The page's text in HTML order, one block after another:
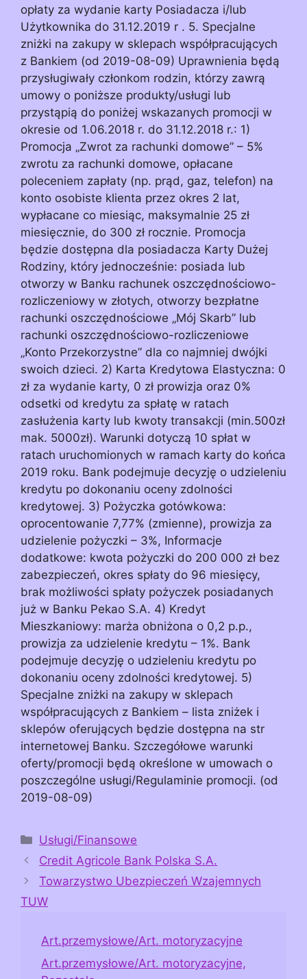
opłaty za wydanie karty Posiadacza i/lub
Użytkownika do 31.12.2019 r . 5. Specjalne
zniżki na zakupy w sklepach współpracujących
z Bankiem (od 2019-08-09) Uprawnienia będą
przysługiwały członkom rodzin, którzy zawrą
umowy o poniższe produkty/usługi lub
przystąpią do poniżej wskazanych promocji w
okresie od 1.06.2018 r. do 31.12.2018 r.: 1)
Promocja „Zwrot za rachunki domowe” – 5%
zwrotu za rachunki domowe, opłacane
poleceniem zapłaty (np. prąd, gaz, telefon) na
konto osobiste klienta przez okres 2 lat,
wypłacane co miesiąc, maksymalnie 25 zł
miesięcznie, do 300 zł rocznie. Promocja
będzie dostępna dla posiadacza Karty Dużej
Rodziny, który jednocześnie: posiada lub
otworzy w Banku rachunek oszczędnościowo-
rozliczeniowy w złotych, otworzy bezpłatne
rachunki oszczędnościowe „Mój Skarb” lub
rachunki oszczędnościowo-rozliczeniowe
„Konto Przekorzystne” dla co najmniej dwójki
swoich dzieci. 2) Karta Kredytowa Elastyczna: 0
zł za wydanie karty, 0 zł prowizja oraz 0%
odsetki od kredytu za spłatę w ratach
zasłużenia karty lub kwoty transakcji (min.500zł
mak. 5000zł). Warunki dotyczą 10 spłat w
ratach uruchomionych w ramach karty do końca
2019 roku. Bank podejmuje decyzję o udzieleniu
kredytu po dokonaniu oceny zdolności
kredytowej. 3) Pożyczka gotówkowa:
oprocentowanie 7,77% (zmienne), prowizja za
udzielenie pożyczki – 3%, Informacje
dodatkowe: kwota pożyczki do 200 000 zł bez
zabezpieczeń, okres spłaty do 96 miesięcy,
brak możliwości spłaty pożyczek posiadanych
już w Banku Pekao S.A. 4) Kredyt
Mieszkaniowy: marża obniżona o 0,2 p.p.,
prowizja za udzielenie kredytu – 1%. Bank
podejmuje decyzję o udzieleniu kredytu po
dokonaniu oceny zdolności kredytowej. 5)
Specjalne zniżki na zakupy w sklepach
współpracujących z Bankiem – lista zniżek i
sklepów oferujących będzie dostępna na str
internetowej Banku. Szczegółowe warunki
oferty/promocji będą określone w umowach o
poszczególne usługi/Regulaminie promocji. (od
2019-08-09)
Kategorie
Usługi/Finansowe
Credit Agricole Bank Polska S.A.
Towarzystwo Ubezpieczeń Wzajemnych
TUW
Art.przemysłowe/Art. motoryzacyjne
Art.przemysłowe/Art. motoryzacyjne,